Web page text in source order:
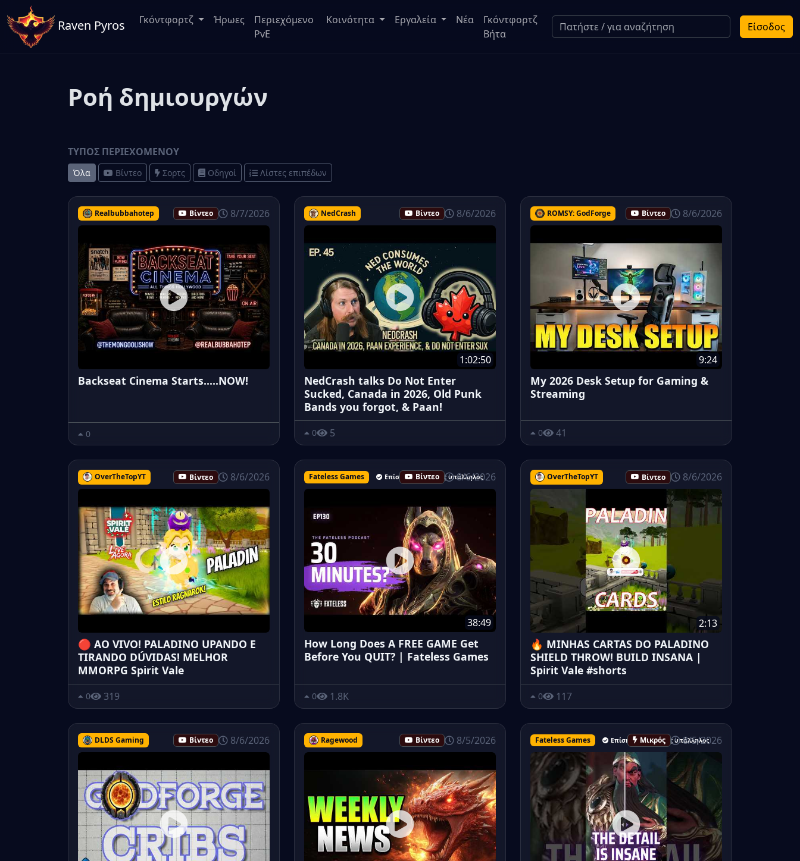
Raven Pyros Είσοδος
Γκόντφορτζ Ήρωες
Περιεχόμενο
PvE
Κοινότητα Εργαλεία Νέα
Γκόντφορτζ
Βήτα
Ροή δημιουργών
ΤΎΠΟΣ ΠΕΡΙΕΧΟΜΈΝΟΥ
Όλα Βίντεο Σορτς Οδηγοί Λίστες επιπέδων
Realbubbahotep Βίντεο 8/7/2026
Backseat Cinema Starts.....NOW!
0
NedCrash Βίντεο 8/6/2026
1:02:50
NedCrash talks Do Not Enter
Sucked, Canada in 2026, Old Punk
Bands you forgot, & Paan!
0 5
ROMSY: GodForge Βίντεο 8/6/2026
9:24
My 2026 Desk Setup for Gaming &
Streaming
0 41
OverTheTopYT Βίντεο 8/6/2026
🔴 AO VIVO! PALADINO UPANDO E
TIRANDO DÚVIDAS! MELHOR
MMORPG Spirit Vale
0 319
Fateless Games Επίσημος ανώτερος υπάλληλος
Βίντεο 8/6/2026
38:49
How Long Does A FREE GAME Get
Before You QUIT? | Fateless Games
0 1.8K
OverTheTopYT Βίντεο 8/6/2026
2:13
🔥 MINHAS CARTAS DO PALADINO
SHIELD THROW! BUILD INSANA |
Spirit Vale #shorts
0 117
DLDS Gaming Βίντεο 8/6/2026 Ragewood Βίντεο 8/5/2026 Fateless Games Επίσημος ανώτερος υπάλληλος
Μικρός 8/5/2026